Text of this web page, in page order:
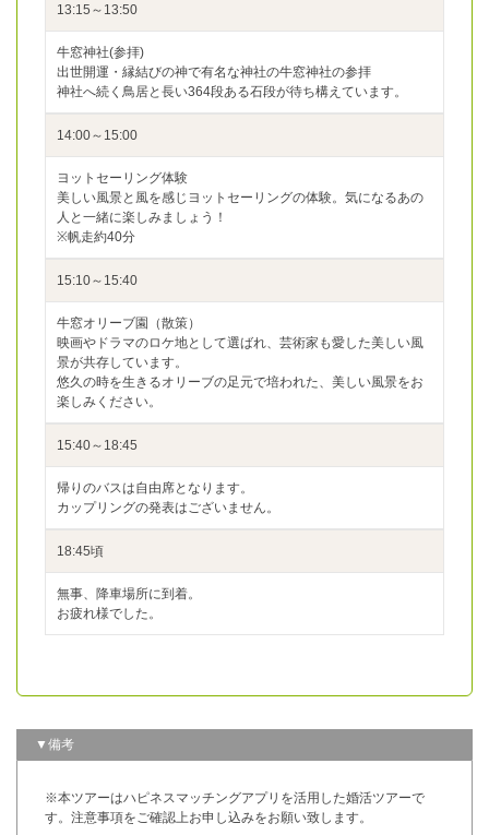
13:15～13:50
牛窓神社(参拝)
出世開運・縁結びの神で有名な神社の牛窓神社の参拝
神社へ続く鳥居と長い364段ある石段が待ち構えています。
14:00～15:00
ヨットセーリング体験
美しい風景と風を感じヨットセーリングの体験。気になるあの
人と一緒に楽しみましょう！
※帆走約40分
15:10～15:40
牛窓オリーブ園（散策）
映画やドラマのロケ地として選ばれ、芸術家も愛した美しい風
景が共存しています。
悠久の時を生きるオリーブの足元で培われた、美しい風景をお
楽しみください。
15:40～18:45
帰りのバスは自由席となります。
カップリングの発表はございません。
18:45頃
無事、降車場所に到着。
お疲れ様でした。
▼備考
※本ツアーはハピネスマッチングアプリを活用した婚活ツアーで
す。注意事項をご確認上お申し込みをお願い致します。